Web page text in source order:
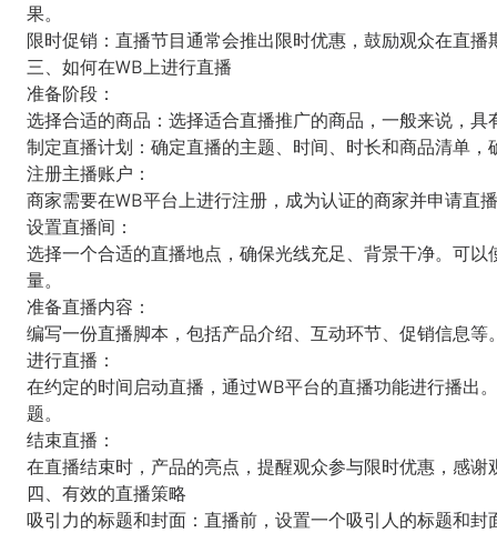
果。
限时促销：直播节目通常会推出限时优惠，鼓励观众在直
三、如何在WB上进行直播
准备阶段：
选择合适的商品：选择适合直播推广的商品，一般来说，
制定直播计划：确定直播的主题、时间、时长和商品清单，
注册主播账户：
商家需要在WB平台上进行注册，成为认证的商家并申请直
设置直播间：
选择一个合适的直播地点，确保光线充足、背景干净。可
量。
准备直播内容：
编写一份直播脚本，包括产品介绍、互动环节、促销信息
进行直播：
在约定的时间启动直播，通过WB平台的直播功能进行播出
题。
结束直播：
在直播结束时，产品的亮点，提醒观众参与限时优惠，感
四、有效的直播策略
吸引力的标题和封面：直播前，设置一个吸引人的标题和